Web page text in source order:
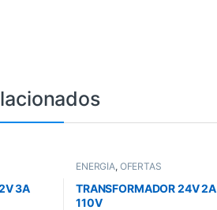
3A
ENERGÍA, OFERTAS
TRANSFORMADOR 24V 2A
110V